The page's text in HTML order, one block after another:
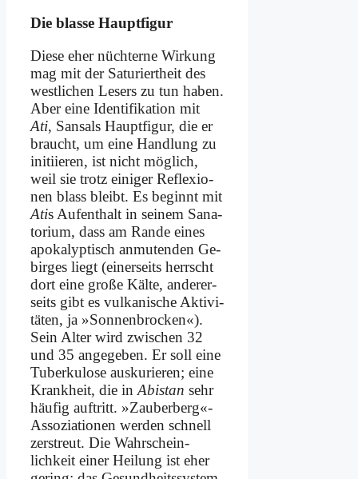
Die blas­se Haupt­fi­gur
Die­se eher nüch­ter­ne Wir­kung
mag mit der Sa­tu­riert­heit des
west­li­chen Le­sers zu tun ha­ben.
Aber ei­ne Iden­ti­fi­ka­ti­on mit
Ati, San­sals Haupt­fi­gur, die er
braucht, um ei­ne Hand­lung zu
in­iti­ie­ren, ist nicht mög­lich,
weil sie trotz ei­ni­ger Re­fle­xio­
nen blass bleibt. Es be­ginnt mit
Atis Auf­ent­halt in sei­nem Sa­na­
to­ri­um, dass am Ran­de ei­nes
apo­ka­lyp­tisch an­mu­ten­den Ge­
bir­ges liegt (ei­ner­seits herrscht
dort ei­ne gro­ße Käl­te, an­de­rer­
seits gibt es vul­ka­ni­sche Ak­ti­vi­
tä­ten, ja »Son­nen­brocken«).
Sein Al­ter wird zwi­schen 32
und 35 an­ge­ge­ben. Er soll ei­ne
Tu­ber­ku­lo­se aus­ku­rie­ren; ei­ne
Krank­heit, die in Abi­stan sehr
häu­fig auf­tritt. »Zauberberg«-
Assoziationen wer­den schnell
zer­streut. Die Wahrschein­
lichkeit ei­ner Hei­lung ist eher